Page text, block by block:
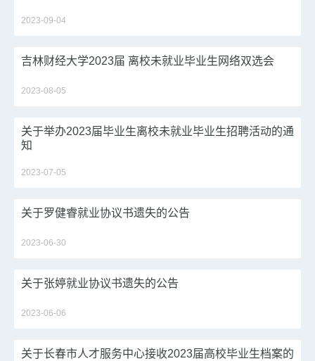
2023-09-04
吉林财经大学2023届 离校未就业毕业生网络双选会
2023-08-05
关于举办2023届毕业生离校未就业毕业生招聘活动的通
知
2023-07-05
关于罗健睿就业协议书遗失的公告
2023-06-30
关于张婷就业协议书遗失的公告
2023-06-06
关于长春市人才服务中心接收2023届高校毕业生档案的